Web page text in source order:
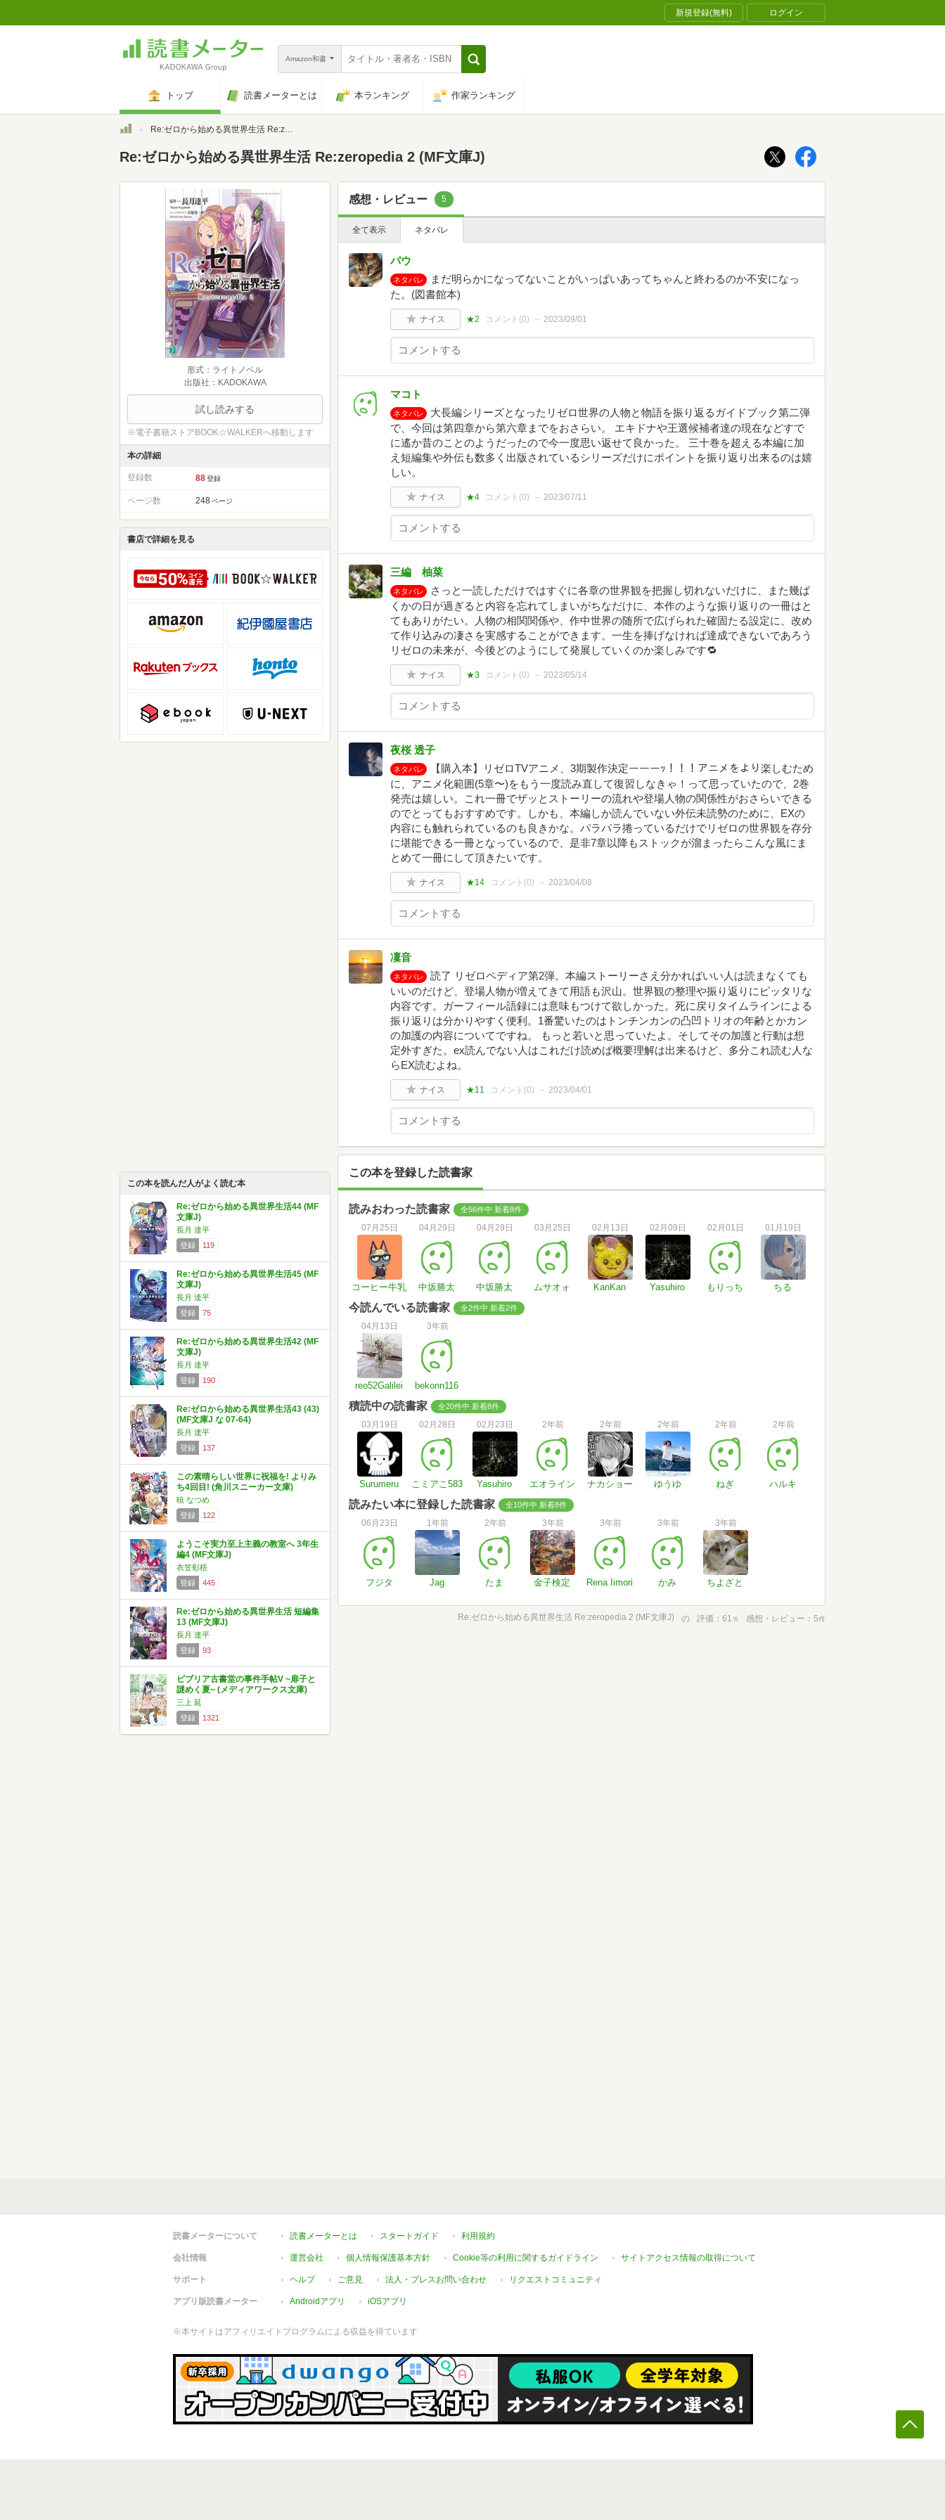
新規登録(無料) ログイン
Amazon和書
トップ 読書メーターとは 本ランキング 作家ランキング
トップRe:ゼロから始める異世界生活 Re:zeropedia 2 (MF文庫J)
Re:ゼロから始める異世界生活 Re:zeropedia 2 (MF文庫J)
形式：ライトノベル
出版社：KADOKAWA
試し読みする
※電子書籍ストアBOOK☆WALKERへ移動します
本の詳細
登録数 88 登録
ページ数 248 ページ
書店で詳細を見る
この本を読んだ人がよく読む本
Re:ゼロから始める異世界生活44 (MF
文庫J)
長月 達平
登録
119
Re:ゼロから始める異世界生活45 (MF
文庫J)
長月 達平
登録
75
Re:ゼロから始める異世界生活42 (MF
文庫J)
長月 達平
登録
190
Re:ゼロから始める異世界生活43 (43)
(MF文庫J な 07-64)
長月 達平
登録
137
この素晴らしい世界に祝福を! よりみ
ち4回目! (角川スニーカー文庫)
暁 なつめ
登録
122
ようこそ実力至上主義の教室へ 3年生
編4 (MF文庫J)
衣笠彰梧
登録
445
Re:ゼロから始める異世界生活 短編集
13 (MF文庫J)
長月 達平
登録
93
ビブリア古書堂の事件手帖V ~扉子と
謎めく夏~ (メディアワークス文庫)
三上 延
登録
1321
感想・レビュー 5
全て表示 ネタバレ
パウ
ネタバレ
まだ明らかになってないことがいっぱいあってちゃんと終わるのか不安になっ
た。(図書館本)
ナイス ★2 コメント(0) 2023/09/01
マコト
ネタバレ
大長編シリーズとなったリゼロ世界の人物と物語を振り返るガイドブック第二弾
で、今回は第四章から第六章までをおさらい。 エキドナや王選候補者達の現在などすで
に遙か昔のことのようだったので今一度思い返せて良かった。 三十巻を超える本編に加
え短編集や外伝も数多く出版されているシリーズだけにポイントを振り返り出来るのは嬉
しい。
ナイス ★4 コメント(0) 2023/07/11
三編 柚菜
ネタバレ
さっと一読しただけではすぐに各章の世界観を把握し切れないだけに、また幾ば
くかの日が過ぎると内容を忘れてしまいがちなだけに、本作のような振り返りの一冊はと
てもありがたい。人物の相関関係や、作中世界の随所で広げられた確固たる設定に、改め
て作り込みの凄さを実感することができます。一生を捧げなければ達成できないであろう
リゼロの未来が、今後どのようにして発展していくのか楽しみです🔁
ナイス ★3 コメント(0) 2023/05/14
夜桜 透子
ネタバレ
【購入本】リゼロTVアニメ、3期製作決定ーーーｯ！！！アニメをより楽しむため
に、アニメ化範囲(5章〜)をもう一度読み直して復習しなきゃ！って思っていたので、2巻
発売は嬉しい。これ一冊でザッとストーリーの流れや登場人物の関係性がおさらいできる
のでとってもおすすめです。しかも、本編しか読んでいない外伝未読勢のために、EXの
内容にも触れられているのも良きかな。パラパラ捲っているだけでリゼロの世界観を存分
に堪能できる一冊となっているので、是非7章以降もストックが溜まったらこんな風にま
とめて一冊にして頂きたいです。
ナイス ★14 コメント(0) 2023/04/08
凜音
ネタバレ
読了 リゼロペディア第2弾。本編ストーリーさえ分かればいい人は読まなくても
いいのだけど、登場人物が増えてきて用語も沢山。世界観の整理や振り返りにピッタリな
内容です。ガーフィール語録には意味もつけて欲しかった。死に戻りタイムラインによる
振り返りは分かりやすく便利。1番驚いたのはトンチンカンの凸凹トリオの年齢とかカン
の加護の内容についてですね。 もっと若いと思っていたよ。そしてその加護と行動は想
定外すぎた。ex読んでない人はこれだけ読めば概要理解は出来るけど、多分これ読む人な
らEX読むよね。
ナイス ★11 コメント(0) 2023/04/01
この本を登録した読書家
読みおわった読書家 全56件中 新着8件
07月25日
コーヒー牛乳
04月29日
中坂勝太
04月29日
中坂勝太
03月25日
ムサオォ
02月13日
KanKan
02月09日
Yasuhiro
02月01日
もりっち
01月19日
ちる
今読んでいる読書家 全2件中 新着2件
04月13日
reo52Galilei
3年前
bekonn116
積読中の読書家 全20件中 新着8件
03月19日
Surumeru
02月28日
こミアこ583
02月23日
Yasuhiro
2年前
エオライン
2年前
ナカショー
2年前
ゆうゆ
2年前
ねぎ
2年前
ハルキ
読みたい本に登録した読書家 全10件中 新着8件
06月23日
フジタ
1年前
Jag
2年前
たま
3年前
金子検定
3年前
Rena Iimori
3年前
かみ
3年前
ちよざと
Re:ゼロから始める異世界生活 Re:zeropedia 2 (MF文庫J) の 評価 61 ％ 感想・レビュー 5件
読書メーターについて 読書メーターとは スタートガイド 利用規約
会社情報 運営会社 個人情報保護基本方針 Cookie等の利用に関するガイドライン サイトアクセス情報の取得について
サポート ヘルプ ご意見 法人・プレスお問い合わせ リクエストコミュニティ
アプリ版読書メーター Androidアプリ iOSアプリ
※本サイトはアフィリエイトプログラムによる収益を得ています